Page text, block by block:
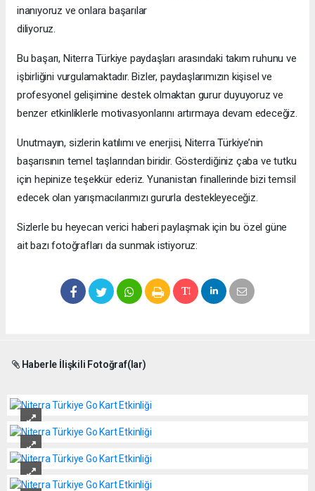
inanıyoruz ve onlara başarılar
diliyoruz.
Bu başarı, Niterra Türkiye paydaşları arasındaki takım ruhunu ve
işbirliğini vurgulamaktadır. Bizler, paydaşlarımızın kişisel ve
profesyonel gelişimine destek olmaktan gurur duyuyoruz ve
benzer etkinliklerle motivasyonlarını artırmaya devam edeceğiz.
Unutmayın, sizlerin katılımı ve enerjisi, Niterra Türkiye’nin
başarısının temel taşlarından biridir. Gösterdiğiniz çaba ve tutku
için hepinize teşekkür ederiz. Yunanistan finallerinde bizi temsil
edecek olan yarışmacılarımızı gururla destekleyeceğiz.
Sizlerle bu heyecan verici haberi paylaşmak için bu özel güne
ait bazı fotoğrafları da sunmak istiyoruz:
Haberle İlişkili Fotoğraf(lar)